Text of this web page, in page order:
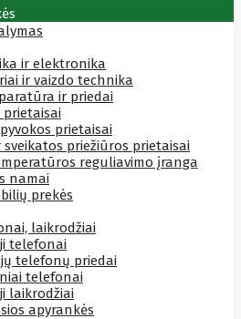
ir elektronika
ir vaizdo technika
ir priedai
prietaisai
prietaisai
sveikatos priežiūros prietaisai
reguliavimo įranga
namai
prekės
laikrodžiai
telefonai
telefonų priedai
telefonai
laikrodžiai
apyrankės